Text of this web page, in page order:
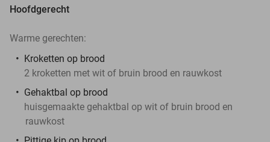
Hoofdgerecht
Warme gerechten:
Kroketten op brood
2 kroketten met wit of bruin brood en rauwkost
Gehaktbal op brood
huisgemaakte gehaktbal op wit of bruin brood en
rauwkost